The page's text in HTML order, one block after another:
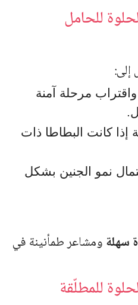
للحامل
إلى:
واقتراب مرحلة آمنة
إذا كانت البطاطا ذات
نمو الجنين بشكل
سهلةومشاعر طمأنينة في
للمطلّقة